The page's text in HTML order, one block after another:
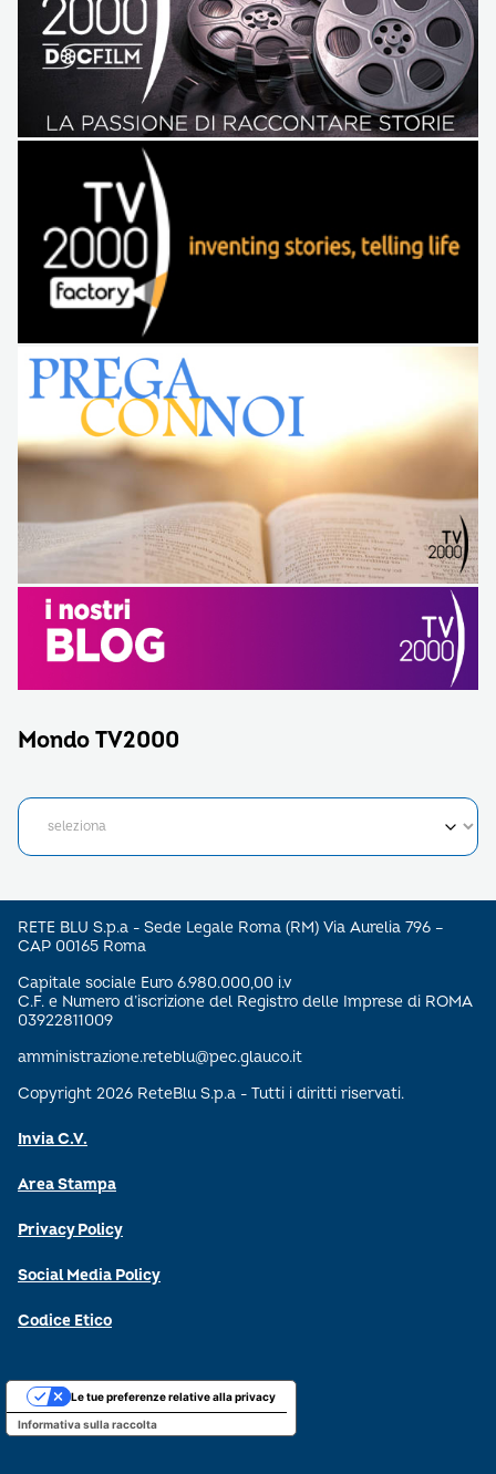
Mondo TV2000
RETE BLU S.p.a - Sede Legale Roma (RM) Via Aurelia 796 –
CAP 00165 Roma
Capitale sociale Euro 6.980.000,00 i.v
C.F. e Numero d’iscrizione del Registro delle Imprese di ROMA
03922811009
amministrazione.reteblu@pec.glauco.it
Copyright 2026 ReteBlu S.p.a - Tutti i diritti riservati.
Invia C.V.
Area Stampa
Privacy Policy
Social Media Policy
Codice Etico
Informativa sulla raccolta
Le tue preferenze relative alla privacy